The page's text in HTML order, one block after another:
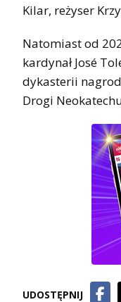
Kilar, reżyser
Natomiast od
kardynał José
dykasterii
Drogi
UDOSTĘPNIJ